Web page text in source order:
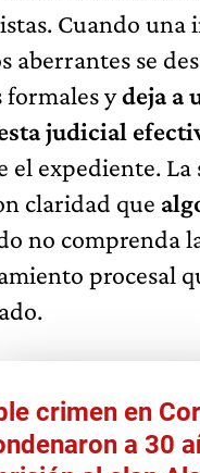
Cuando una
aberrantes se
formales ydeja a
judicial
el expediente. La
claridad que
no comprenda
procesal
crimen en
a 30